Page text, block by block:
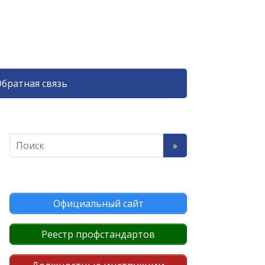
связь
Официальный сайт
Реестр профстандартов